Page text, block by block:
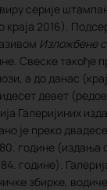
серије
краја 2016).
Изложбене
Свеске такође
а до данас
девет
Галеријиних
је преко
године (издања
године).
збирке,